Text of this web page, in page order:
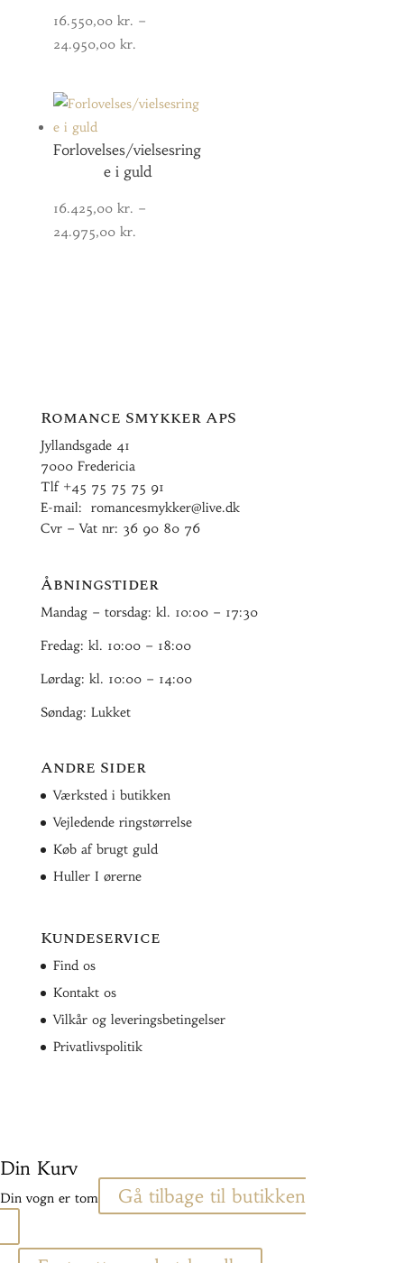
16.550,00 kr. –
24.950,00 kr.Prisinterval:
24.950,00 kr.
Forlovelses/vielsesring
e i guld
16.425,00 kr. –
24.975,00 kr.Prisinterval:
Romance Smykker ApS
Jyllandsgade 41
7000 Fredericia
Tlf +45 75 75 75 91
E-mail: romancesmykker@live.dk
Cvr – Vat nr: 36 90 80 76
Åbningstider
Mandag – torsdag: kl. 10:00 – 17:30
Fredag: kl. 10:00 – 18:00
Lørdag: kl. 10:00 – 14:00
Søndag: Lukket
Andre Sider
Værksted i butikken
Vejledende ringstørrelse
Køb af brugt guld
Huller I ørerne
Kundeservice
Find os
Kontakt os
Vilkår og leveringsbetingelser
Privatlivspolitik
Din Kurv
Din vogn er tom Gå tilbage til butikken